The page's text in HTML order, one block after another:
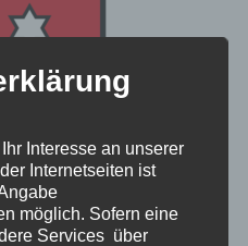
Interesse an unserer
Internetseiten ist
möglich. Sofern eine
Services über